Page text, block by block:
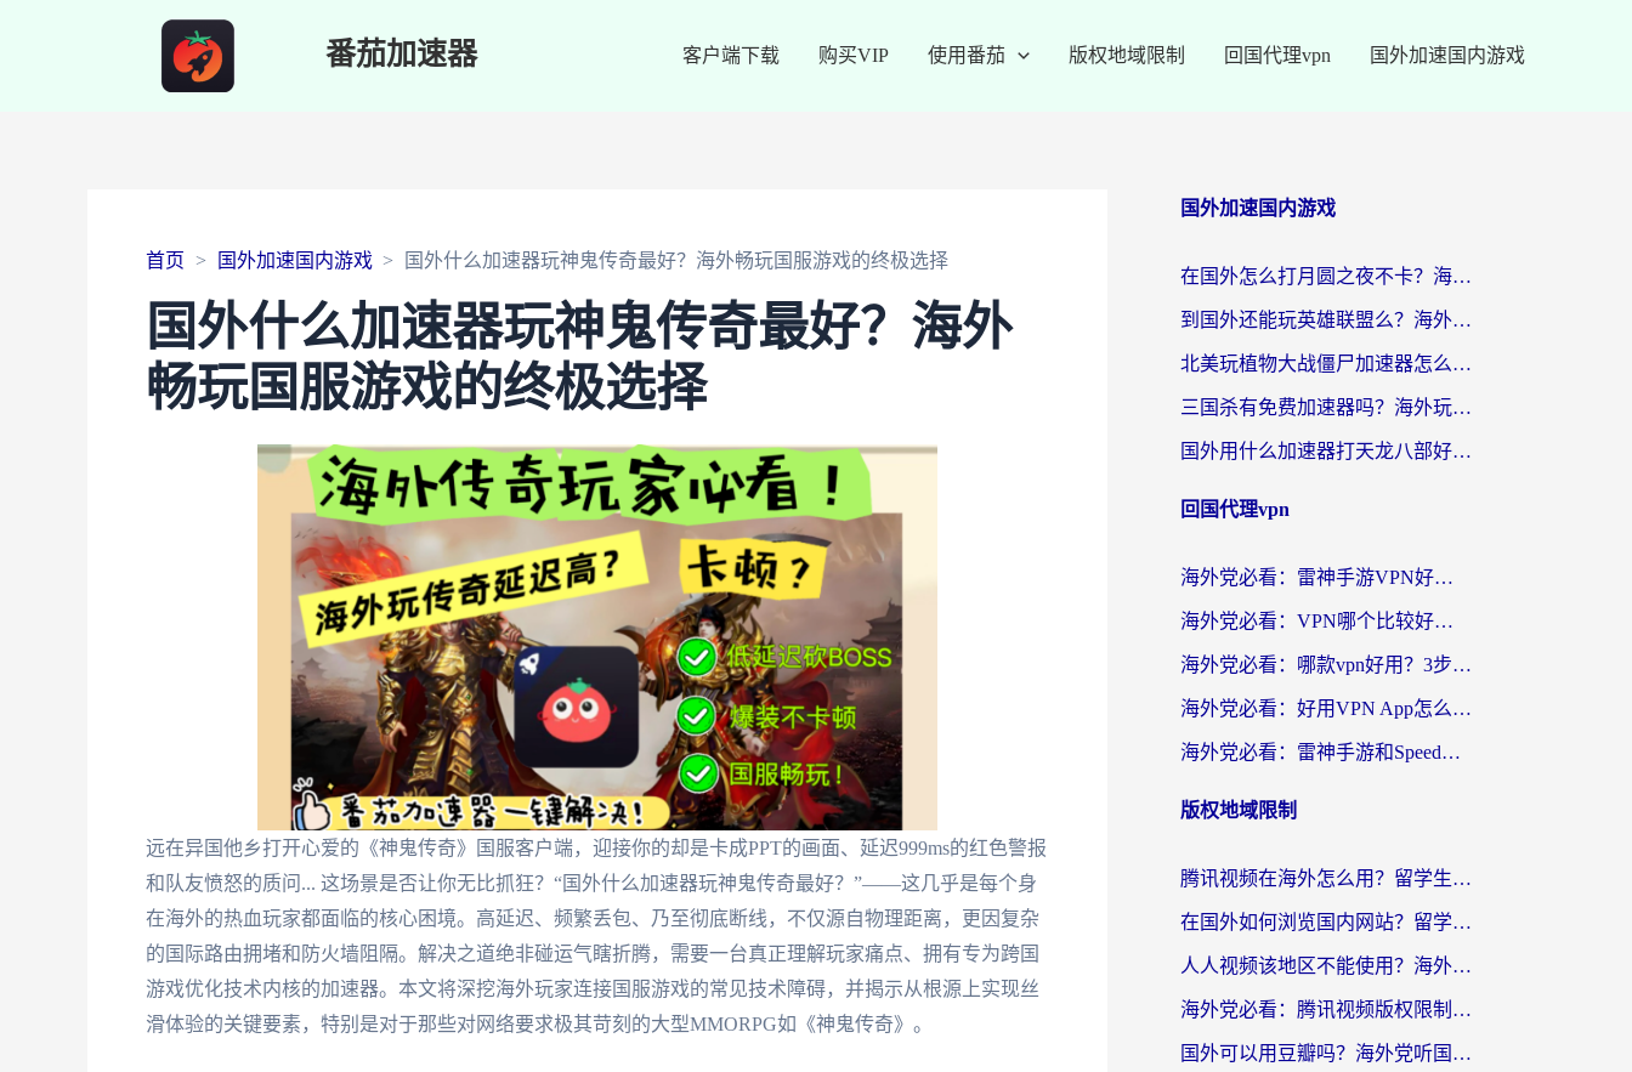
番茄加速器 客户端下载 购买VIP 使用番茄 版权地域限制 回国代理vpn 国外加速国内游戏
首页 国外加速国内游戏 国外什么加速器玩神鬼传奇最好？海外畅玩国服游戏的终极选择
国外什么加速器玩神鬼传奇最好？海外
畅玩国服游戏的终极选择
远在异国他乡打开心爱的《神鬼传奇》国服客户端，迎接你的却是卡成PPT的画面、延迟999ms的红色警报
和队友愤怒的质问... 这场景是否让你无比抓狂？“国外什么加速器玩神鬼传奇最好？”——这几乎是每个身
在海外的热血玩家都面临的核心困境。高延迟、频繁丢包、乃至彻底断线，不仅源自物理距离，更因复杂
的国际路由拥堵和防火墙阻隔。解决之道绝非碰运气瞎折腾，需要一台真正理解玩家痛点、拥有专为跨国
游戏优化技术内核的加速器。本文将深挖海外玩家连接国服游戏的常见技术障碍，并揭示从根源上实现丝
滑体验的关键要素，特别是对于那些对网络要求极其苛刻的大型MMORPG如《神鬼传奇》。
国外加速国内游戏
在国外怎么打月圆之夜不卡？海外玩家国服游戏加速终极指南（附巴西英国游戏适配方案）
到国外还能玩英雄联盟么？海外玩家国服游戏畅玩终极指南
北美玩植物大战僵尸加速器怎么选？2026海外党必看的国服游戏加速指南
三国杀有免费加速器吗？海外玩家国服畅玩终极指南（附泰国南非专属解决方案）
国外用什么加速器打天龙八部好？2026海外玩家国服游戏加速全攻略
回国代理vpn
海外党必看：雷神手游VPN好用吗？和天速回国VPN对比哪个回国效果更好？附实用加速器选择指南
海外党必看：VPN哪个比较好用？3分钟找到适合你的回国加速方案
海外党必看：哪款vpn好用？3步选对回国加速器，无缝刷剧玩游戏
海外党必看：好用VPN App怎么选？3步教你无缝访问国内资源
海外党必看：雷神手游和SpeedCN好用吗？3招选对回国加速器无缝刷国内资源
版权地域限制
腾讯视频在海外怎么用？留学生亲测有效的回国加速器攻略
在国外如何浏览国内网站？留学生&海外华人的无缝访问指南
人人视频该地区不能使用？海外党追剧看片的终极解决方案来了
海外党必看：腾讯视频版权限制怎么破？3步让你轻松追剧
国外可以用豆瓣吗？海外党听国内音乐听书的实用指南